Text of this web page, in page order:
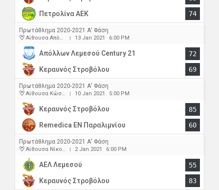
Πετρολίνα ΑΕΚ
74
Πρωτάθλημα 2020-2021 Α' Φάση
Αίθουσα Απόλλωνα 13 Jan 2021 6:00 PM
Απόλλων Λεμεσού Century 21
72
Κεραυνός Στροβόλου
69
Πρωτάθλημα 2020-2021 Α' Φάση
Αίθουσα Κώστας Παπαέλληνας 10 Jan 2021 5:00 PM
Κεραυνός Στροβόλου
85
Remedica ΕΝ Παραλιμνίου
60
Πρωτάθλημα 2020-2021 Α' Φάση
Αίθουσα Νίκος Σολομωνίδης 2 Jan 2021 6:00 PM
ΑΕΛ Λεμεσού
55
Κεραυνός Στροβόλου
83